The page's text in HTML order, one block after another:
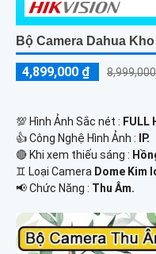
Bộ Camera Dahua
4,899,000 ₫
💯 Hình Ảnh Sắc nét : FULL
👍 Công Nghệ Hình Ảnh :
IP.
🔴 Khi xem thiếu sáng :
♊ Loại Camera Dome Kim
️📢 Chức Năng : Thu Âm.